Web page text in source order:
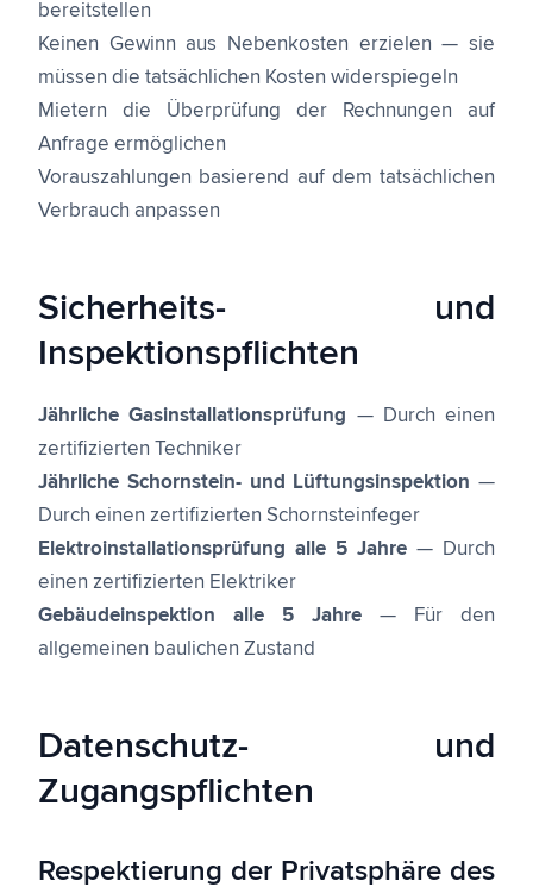
bereitstellen
Keinen Gewinn aus Nebenkosten erzielen — sie
müssen die tatsächlichen Kosten widerspiegeln
Mietern die Überprüfung der Rechnungen auf
Anfrage ermöglichen
Vorauszahlungen basierend auf dem tatsächlichen
Verbrauch anpassen
Sicherheits- und
Inspektionspflichten
Jährliche Gasinstallationsprüfung — Durch einen
zertifizierten Techniker
Jährliche Schornstein- und Lüftungsinspektion —
Durch einen zertifizierten Schornsteinfeger
Elektroinstallationsprüfung alle 5 Jahre — Durch
einen zertifizierten Elektriker
Gebäudeinspektion alle 5 Jahre — Für den
allgemeinen baulichen Zustand
Datenschutz- und
Zugangspflichten
Respektierung der Privatsphäre des